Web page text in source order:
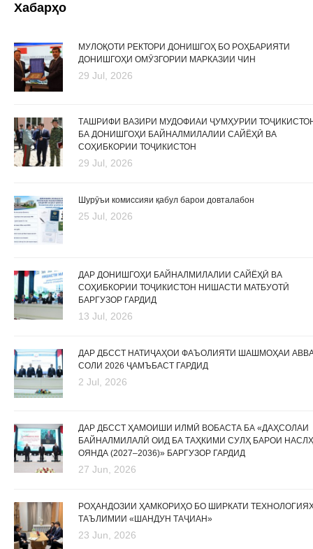
Хабарҳо
МУЛОҚОТИ РЕКТОРИ ДОНИШГОҲ БО РОҲБАРИЯТИ
ДОНИШГОҲИ ОМӮЗГОРИИ МАРКАЗИИ ЧИН
29 Jul, 2026
ТАШРИФИ ВАЗИРИ МУДОФИАИ ҶУМҲУРИИ
БА ДОНИШГОҲИ БАЙНАЛМИЛАЛИИ САЙЁҲӢ ВА
СОҲИБКОРИИ ТОҶИКИСТОН
29 Jul, 2026
Шурӯъи комиссияи қабул барои довталабон
25 Jul, 2026
ДАР ДОНИШГОҲИ БАЙНАЛМИЛАЛИИ САЙЁҲӢ ВА
СОҲИБКОРИИ ТОҶИКИСТОН НИШАСТИ МАТБУОТӢ
БАРГУЗОР ГАРДИД
13 Jul, 2026
ДАР ДБССТ НАТИҶАҲОИ ФАЪОЛИЯТИ ШАШМОҲАИ
СОЛИ 2026 ҶАМЪБАСТ ГАРДИД
2 Jul, 2026
ДАР ДБССТ ҲАМОИШИ ИЛМӢ ВОБАСТА БА «ДАҲСОЛАИ
БАЙНАЛМИЛАЛӢ ОИД БА ТАҲКИМИ СУЛҲ БАРОИ
ОЯНДА (2027–2036)» БАРГУЗОР ГАРДИД
27 Jun, 2026
РОҲАНДОЗИИ ҲАМКОРИҲО БО ШИРКАТИ
ТАЪЛИМИИ «ШАНДУН ТАҶИАН»
23 Jun, 2026